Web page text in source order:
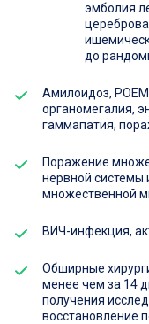
эмболия
до
Амилоидоз,
органомегалия,
гаммапатия,
Поражение
нервной системы
множественной
ВИЧ-инфекция,
Обширные
менее чем за 14
получения
восстановление